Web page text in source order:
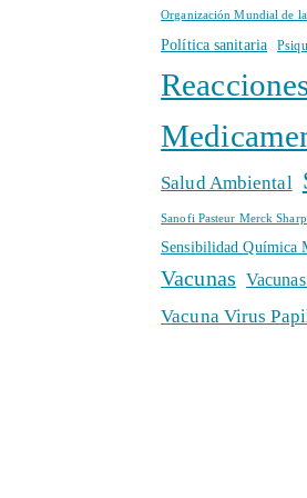
Organización Mundial de
Política sanitaria
Salud Ambiental
Sanofi Pasteur Merck
Sensibilidad Química
Vacunas
Vacuna Virus